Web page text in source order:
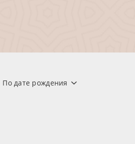
По дате рождения